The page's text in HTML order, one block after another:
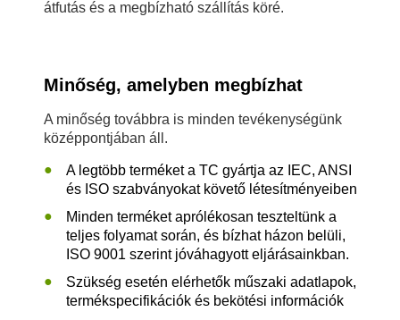
átfutás és a megbízható szállítás köré.
Minőség, amelyben megbízhat
A minőség továbbra is minden tevékenységünk
középpontjában áll.
A legtöbb terméket a TC gyártja az IEC, ANSI
és ISO szabványokat követő létesítményeiben
Minden terméket aprólékosan teszteltünk a
teljes folyamat során, és bízhat házon belüli,
ISO 9001 szerint jóváhagyott eljárásainkban.
Szükség esetén elérhetők műszaki adatlapok,
termékspecifikációk és bekötési információk